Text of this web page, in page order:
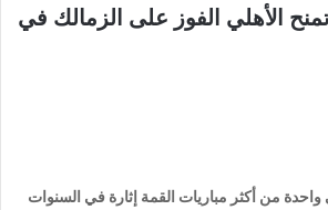
تمنح الأهلي الفوز على الزمالك في
واحدة من أكثر مباريات القمة إثارة في السنوات